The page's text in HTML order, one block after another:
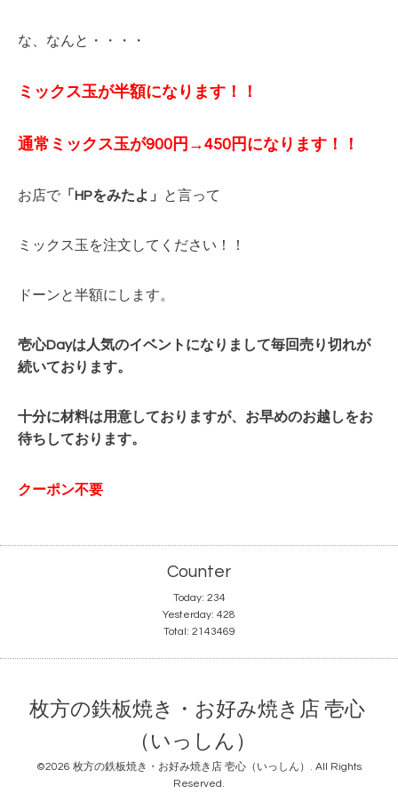
な、なんと・・・・
ミックス玉が半額になります！！
通常ミックス玉が900円→450円 になります！！
お店で 「HPをみたよ」 と言って
ミックス玉を注文してください！！
ドーンと半額にします。
壱心Dayは人気のイベントになりまして毎回売り切れが
続いております。
十分に材料は用意しておりますが、お早めのお越しをお
待ちしております。
クーポン不要
Counter
Today: 234
Yesterday: 428
Total: 2143469
枚方の鉄板焼き・お好み焼き店 壱心
（いっしん）
©2026 枚方の鉄板焼き・お好み焼き店 壱心（いっしん） . All Rights
Reserved.